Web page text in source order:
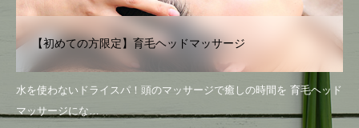
【初めての方限定】育毛ヘッドマッサージ
水を使わないドライスパ！頭のマッサージで癒しの時間を 育毛ヘッド
マッサージにな…